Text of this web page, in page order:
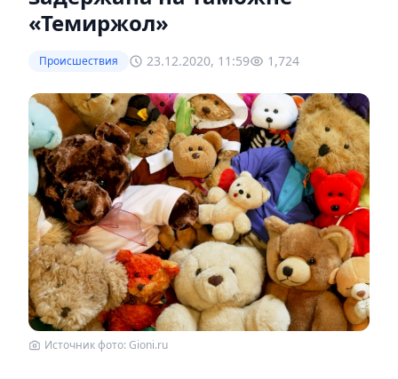
«Темиржол»
Происшествия 23.12.2020, 11:59 1,724
Источник фото: Gioni.ru